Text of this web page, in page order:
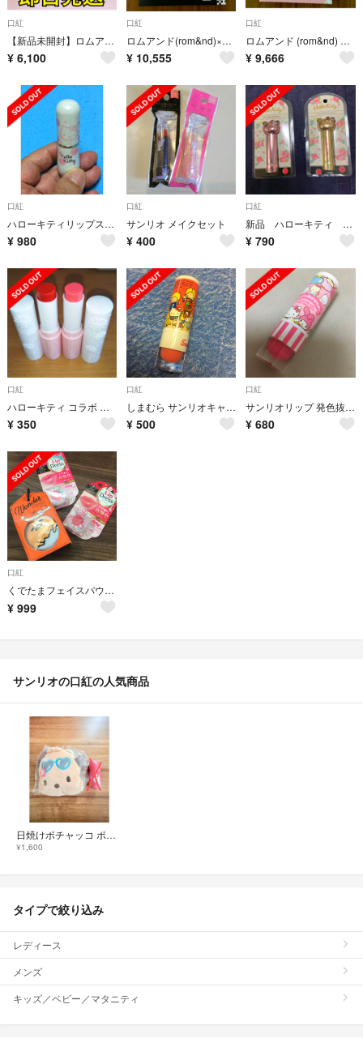
口紅
【新品未開封】ロムアンド デュイフルウォーターティント サンリオコラボ 4点
¥ 6,100
口紅
ロムアンド(rom&nd)×サンリオ コラボ
¥ 10,555
口紅
ロムアンド (rom&nd) ×サンリオ コラボ
¥ 9,666
口紅
ハローキティリップスティック
¥ 980
口紅
サンリオ メイクセット
¥ 400
口紅
新品 ハローキティ リップ サンリオ ピーチピンク・ローズピンク 2本セット
¥ 790
口紅
ハローキティ コラボ リップカラー
¥ 350
口紅
しまむら サンリオキャラクターズ リップ
¥ 500
口紅
サンリオリップ 発色抜群☆ ピンクの口紅＾＾
¥ 680
口紅
くでたまフェイスパウダー 高発色リップ
¥ 999
サンリオの口紅の人気商品
日焼けポチャッコ ポーチ サンリオ
¥1,600
タイプで絞り込み
レディース
メンズ
キッズ／ベビー／マタニティ